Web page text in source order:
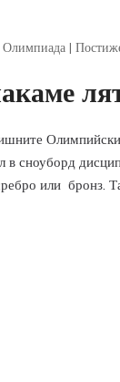
Олимпиада |
в сноуборд
или бронз.